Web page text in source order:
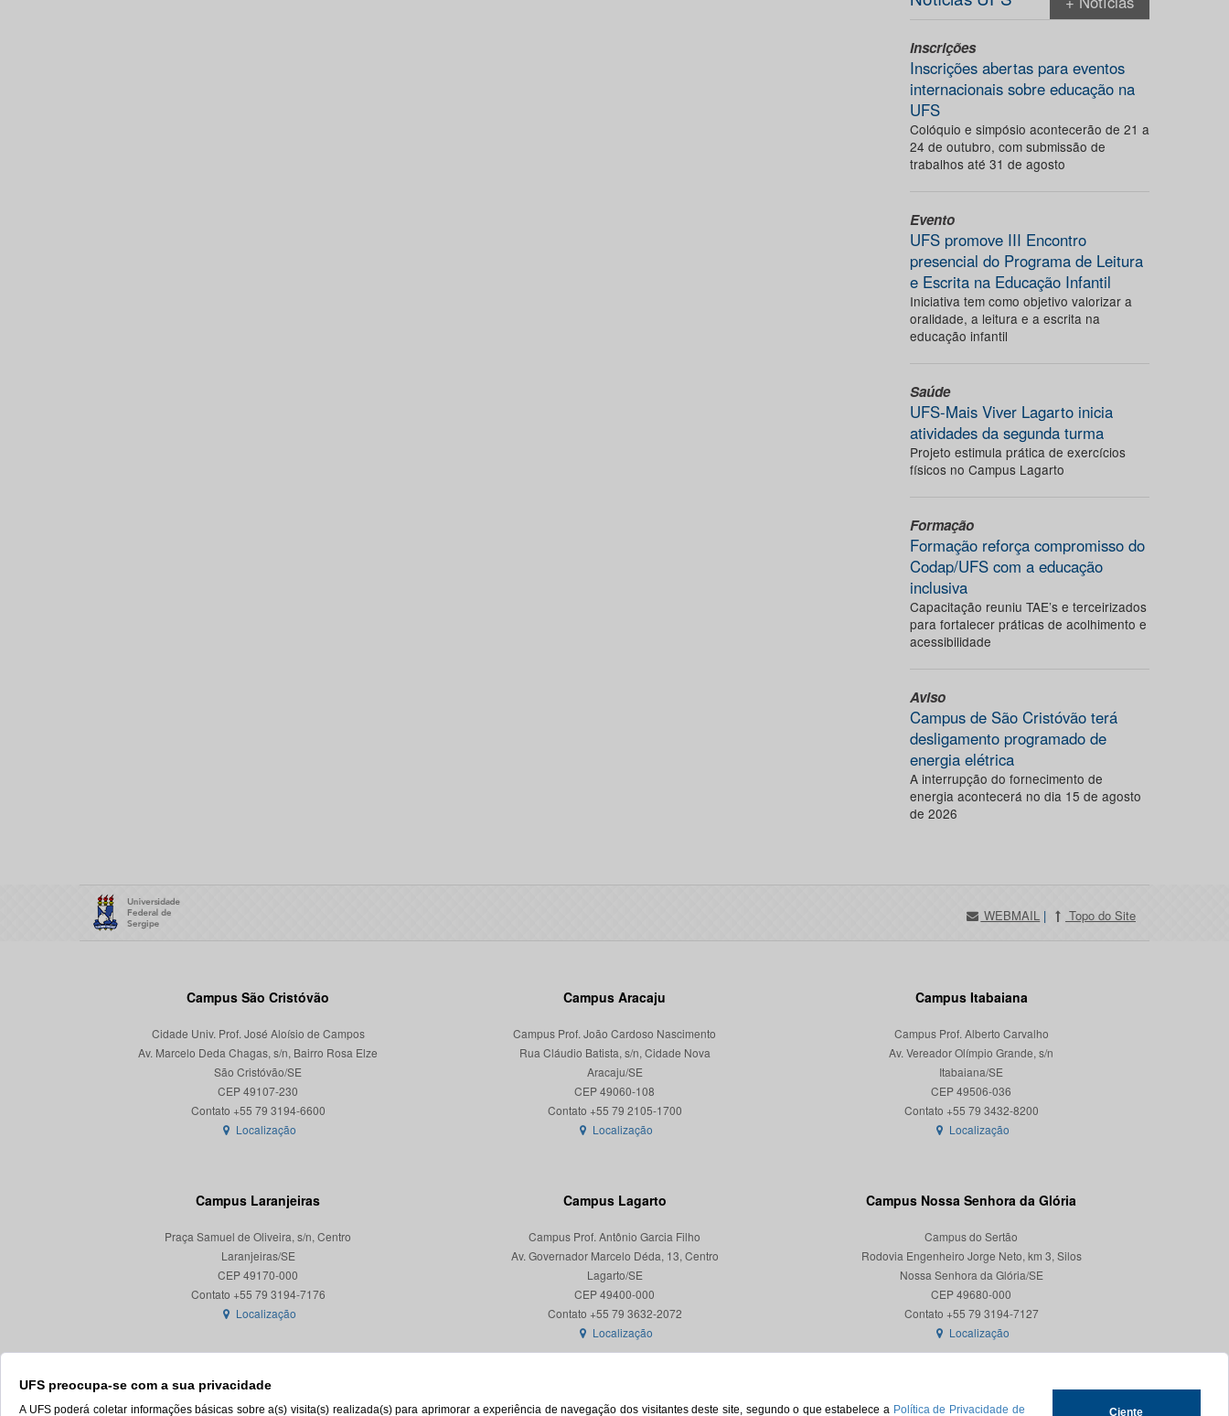
UFS preocupa-se com a sua privacidade
A UFS poderá coletar informações básicas sobre a(s) visita(s) realizada(s) para aprimorar a experiência de navegação dos visitantes deste site, segundo o que estabelece a Política de Privacidade de Ciente
Inscrições
Inscrições abertas para eventos
internacionais sobre educação na
UFS
Colóquio e simpósio acontecerão de 21 a
24 de outubro, com submissão de
trabalhos até 31 de agosto
Evento
UFS promove III Encontro
presencial do Programa de Leitura
e Escrita na Educação Infantil
Iniciativa tem como objetivo valorizar a
oralidade, a leitura e a escrita na
educação infantil
Saúde
UFS-Mais Viver Lagarto inicia
atividades da segunda turma
Projeto estimula prática de exercícios
físicos no Campus Lagarto
Formação
Formação reforça compromisso do
Codap/UFS com a educação
inclusiva
Capacitação reuniu TAE’s e terceirizados
para fortalecer práticas de acolhimento e
acessibilidade
Aviso
Campus de São Cristóvão terá
desligamento programado de
energia elétrica
A interrupção do fornecimento de
energia acontecerá no dia 15 de agosto
de 2026
WEBMAIL | Topo do Site
Campus São Cristóvão
Cidade Univ. Prof. José Aloísio de Campos
Av. Marcelo Deda Chagas, s/n, Bairro Rosa Elze
São Cristóvão/SE
CEP 49107-230
Localização
Campus Aracaju
Campus Prof. João Cardoso Nascimento
Rua Cláudio Batista, s/n, Cidade Nova
Aracaju/SE
CEP 49060-108
Localização
Campus Itabaiana
Campus Prof. Alberto Carvalho
Av. Vereador Olímpio Grande, s/n
Itabaiana/SE
CEP 49506-036
Localização
Campus Laranjeiras
Praça Samuel de Oliveira, s/n, Centro
Laranjeiras/SE
CEP 49170-000
Localização
Campus Lagarto
Campus Prof. Antônio Garcia Filho
Av. Governador Marcelo Déda, 13, Centro
Lagarto/SE
CEP 49400-000
Localização
Campus Nossa Senhora da Glória
Campus do Sertão
Rodovia Engenheiro Jorge Neto, km 3, Silos
Nossa Senhora da Glória/SE
CEP 49680-000
Contato +55 79 3194-7127
Localização